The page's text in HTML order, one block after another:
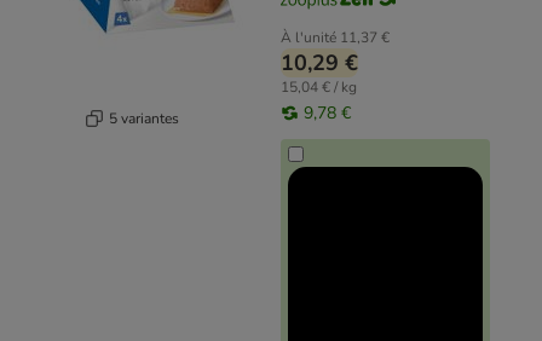
5 variantes
À l'unité 11,37 €
10,29 €
15,04 € / kg
9,78 €